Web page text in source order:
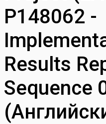
P148062 -
Results
Sequence